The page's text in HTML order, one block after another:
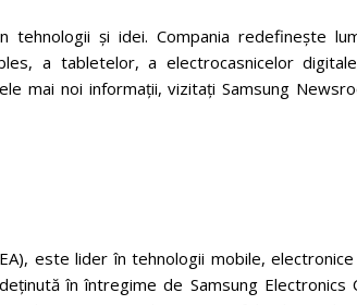
tehnologii și idei. Compania redefinește
a tabletelor, a electrocasnicelor
mai noi informații, vizitați Samsung
este lider în tehnologii mobile,
în întregime de Samsung Electronics